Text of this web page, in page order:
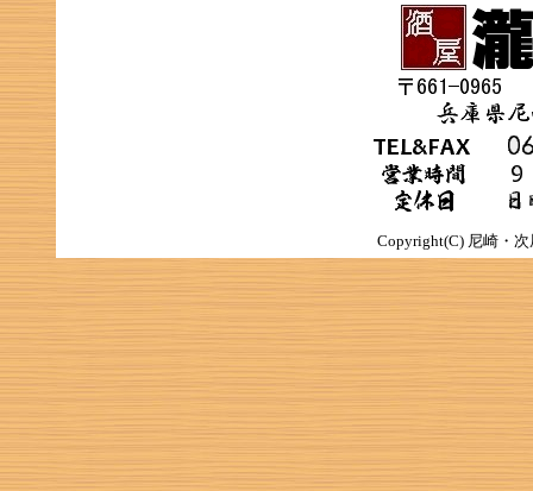
Copyright(C) 尼崎・